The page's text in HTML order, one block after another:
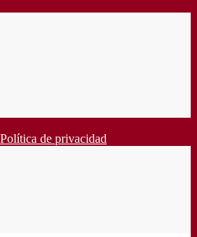
Política de privacidad